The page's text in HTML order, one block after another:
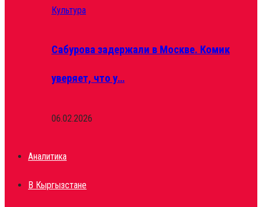
Культура
Сабурова задержали в Москве. Комик
уверяет, что у…
06.02.2026
Аналитика
В Кыргызстане